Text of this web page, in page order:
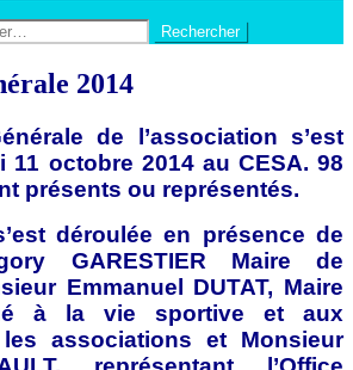
2014
de l’association s’est
11 octobre 2014 au CESA. 98
présents ou représentés.
déroulée en présence de
GARESTIER Maire de
Emmanuel DUTAT, Maire
à la vie sportive et aux
associations et Monsieur